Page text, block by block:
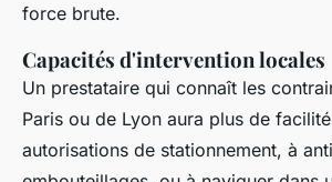
force brute.
Capacités d'intervention locales
Un prestataire qui connaît les
Paris ou de Lyon aura plus de
autorisations de stationnement, à